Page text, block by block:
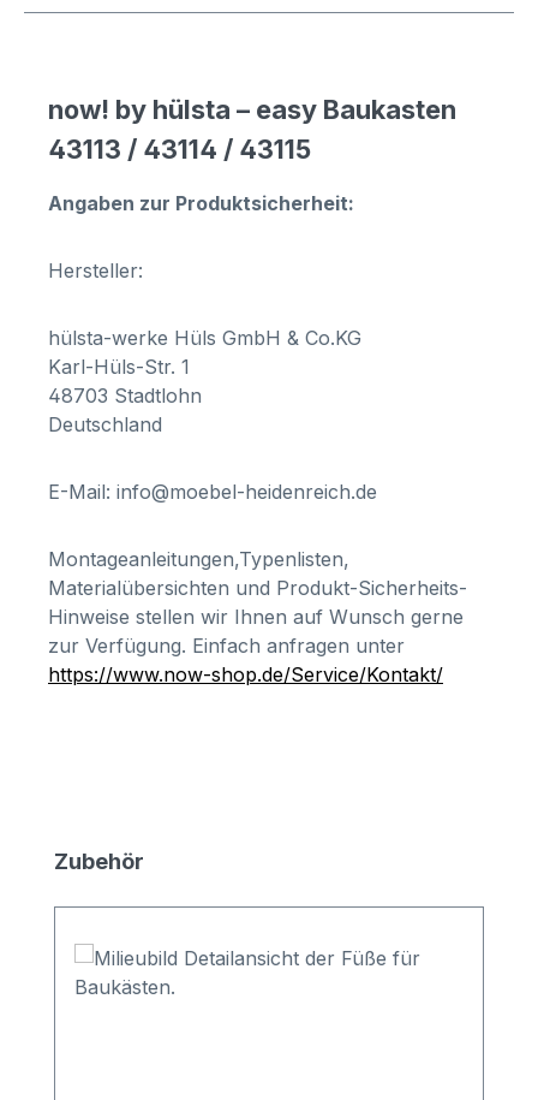
now! by hülsta – easy Baukasten
43113 / 43114 / 43115
Angaben zur Produktsicherheit:
Hersteller:
hülsta-werke Hüls GmbH & Co.KG
Karl-Hüls-Str. 1
48703 Stadtlohn
Deutschland
E-Mail: info@moebel-heidenreich.de
Montageanleitungen,Typenlisten,
Materialübersichten und Produkt-Sicherheits-
Hinweise stellen wir Ihnen auf Wunsch gerne
zur Verfügung. Einfach anfragen unter
https://www.now-shop.de/Service/Kontakt/
Produktgalerie überspringen
Zubehör